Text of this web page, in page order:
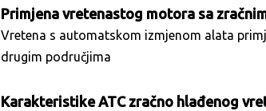
Primjena vretenastog motora sa
Vretena s automatskom izmjenom alata
drugim područjima
Karakteristike ATC zračno hlađenog